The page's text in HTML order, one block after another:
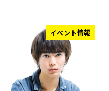
イベント情報